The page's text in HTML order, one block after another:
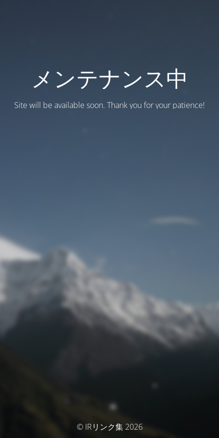
メンテナンス中
Site will be available soon. Thank you for your patience!
© IRリンク集 2026